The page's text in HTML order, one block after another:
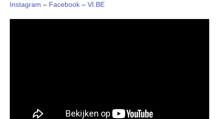
Instagram – Facebook – VI.BE